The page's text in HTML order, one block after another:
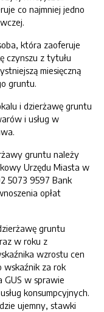
co najmniej jedno
która zaoferuje
czynszu z tytułu
miesięczną
gruntu.
i dzierżawę gruntu
i usług w
gruntu należy
Urzędu Miasta w
5073 9597 Bank
opłat
gruntu
w roku z
wzrostu cen
wskaźnik za rok
GUS w sprawie
konsumpcyjnych.
ujemny, stawki